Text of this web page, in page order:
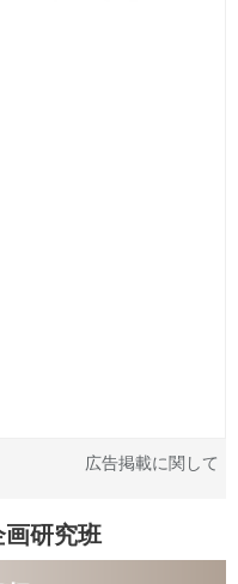
広告掲載に関して
研究班